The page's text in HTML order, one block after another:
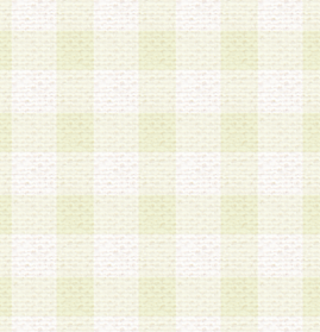
電話番号その他の登録情報につ
当社所定の変更手続きを行うもの
認めた場合、会員に対して、電
情報の対象者が会員登録者本人で
ること、アンケートの回答内容
のとます。
録後当社が定期的に行う登録情
期間内に更新手続きを行うもの
続きを行わない場合、その時点
トは失効されるものとします。